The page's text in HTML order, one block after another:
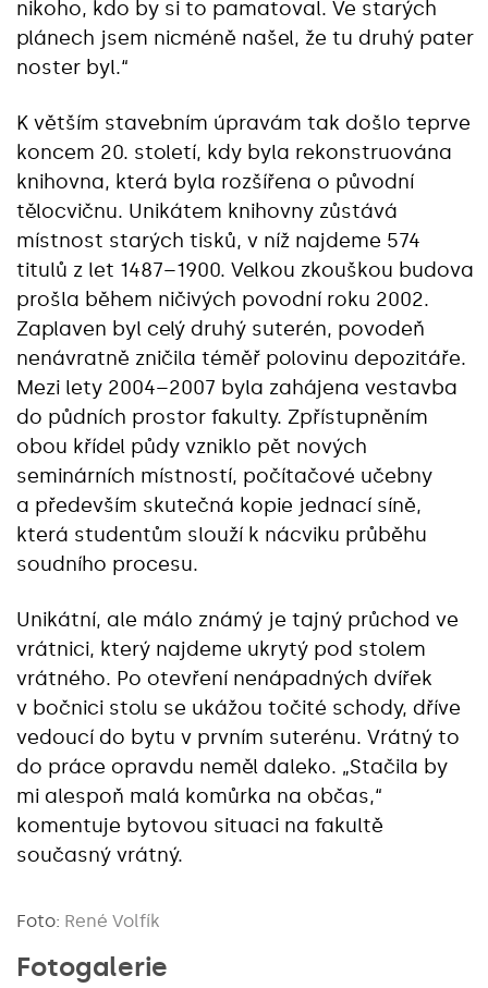
nikoho, kdo by si to pamatoval. Ve starých
plánech jsem nicméně našel, že tu druhý pater
noster byl.“
K větším stavebním úpravám tak došlo teprve
koncem 20. století, kdy byla rekonstruována
knihovna, která byla rozšířena o původní
tělocvičnu. Unikátem knihovny zůstává
místnost starých tisků, v níž najdeme 574
titulů z let 1487–1900. Velkou zkouškou budova
prošla během ničivých povodní roku 2002.
Zaplaven byl celý druhý suterén, povodeň
nenávratně zničila téměř polovinu depozitáře.
Mezi lety 2004–2007 byla zahájena vestavba
do půdních prostor fakulty. Zpřístupněním
obou křídel půdy vzniklo pět nových
seminárních místností, počítačové učebny
a především skutečná kopie jednací síně,
která studentům slouží k nácviku průběhu
soudního procesu.
Unikátní, ale málo známý je tajný průchod ve
vrátnici, který najdeme ukrytý pod stolem
vrátného. Po otevření nenápadných dvířek
v bočnici stolu se ukážou točité schody, dříve
vedoucí do bytu v prvním suterénu. Vrátný to
do práce opravdu neměl daleko. „Stačila by
mi alespoň malá komůrka na občas,“
komentuje bytovou situaci na fakultě
současný vrátný.
Foto: René Volfík
Fotogalerie